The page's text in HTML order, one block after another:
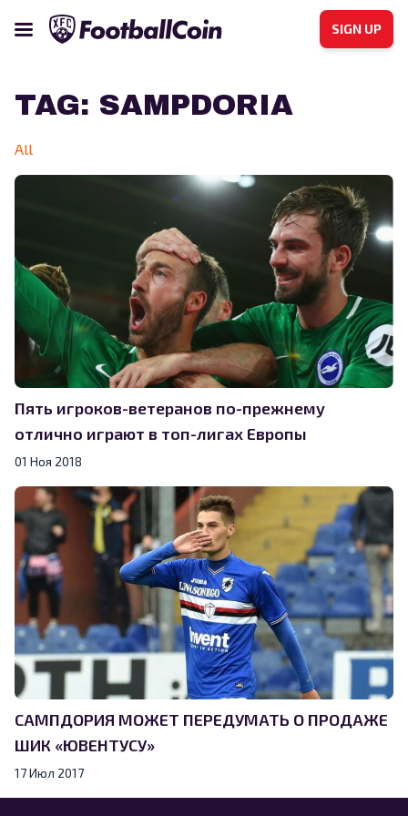
SIGN UP
TAG: SAMPDORIA
All
Пять игроков-ветеранов по-прежнему
отлично играют в топ-лигах Европы
01 Ноя 2018
САМПДОРИЯ МОЖЕТ ПЕРЕДУМАТЬ О ПРОДАЖЕ
ШИК «ЮВЕНТУСУ»
17 Июл 2017